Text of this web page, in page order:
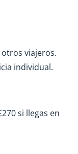
viajeros.
individual.
si llegas en